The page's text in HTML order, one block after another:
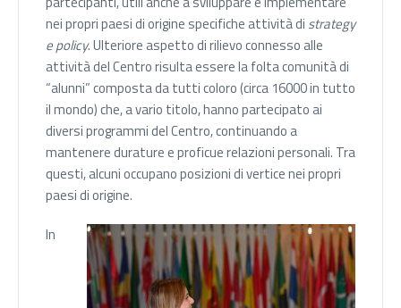
nei propri paesi di origine specifiche attività di strategy
e policy. Ulteriore aspetto di rilievo connesso alle
attività del Centro risulta essere la folta comunità di
“alunni” composta da tutti coloro (circa 16000 in tutto
il mondo) che, a vario titolo, hanno partecipato ai
diversi programmi del Centro, continuando a
mantenere durature e proficue relazioni personali. Tra
questi, alcuni occupano posizioni di vertice nei propri
paesi di origine.
In